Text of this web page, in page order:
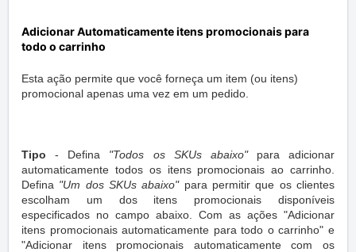
Adicionar Automaticamente itens promocionais para
todo o carrinho
Esta ação permite que você forneça um item (ou itens)
promocional apenas uma vez em um pedido.
Tipo - Defina "Todos os SKUs abaixo"para adicionar
automaticamente todos os itens promocionais ao carrinho.
Defina "Um dos SKUs abaixo"para permitir que os clientes
escolham um dos itens promocionais disponíveis
especificados no campo abaixo. Com as ações "Adicionar
itens promocionais automaticamente para todo o carrinho" e
"Adicionar itens promocionais automaticamente com os